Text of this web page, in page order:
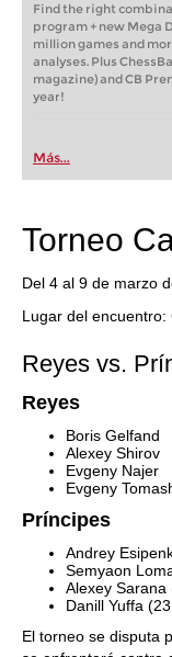
Find the right
program + new Mega
million games and
analyses. Plus
magazine) and CB
year!
Más...
Torneo
Del 4 al 9 de marzo
Lugar del encuentro:
Reyes vs.
Reyes
Boris Gelfand
Alexey Shirov
Evgeny Najer
Evgeny
Príncipes
Andrey
Semyaon
Alexey Sarana
Danill Yuffa
El torneo se disputa